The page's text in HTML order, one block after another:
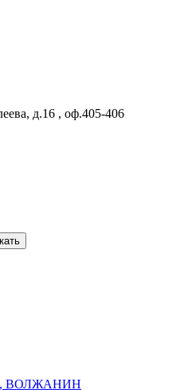
д.16 , оф.405-406
ВОЛЖАНИН